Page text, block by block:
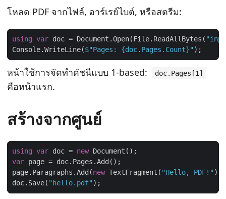
โหลด PDF จากไฟล์, อาร์เรย์ไบต์, หรือสตรีม:
using var doc = Document.Open(File.ReadAllBytes(
Console.WriteLine($"Pages: {doc.Pages.Count}"
หน้าใช้การจัดทำดัชนีแบบ 1‑based: doc.Pages[1]
คือหน้าแรก.
สร้างจากศูนย์
using var doc = new
var
page.Paragraphs.Add(new TextFragment( "Hello, PDF!"
doc.Save( "hello.pdf"